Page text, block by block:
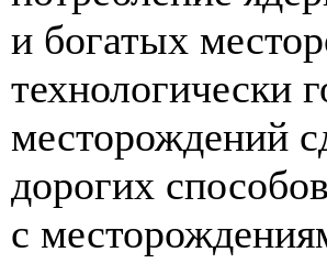
и богатых
технологически
месторождений
дорогих
с